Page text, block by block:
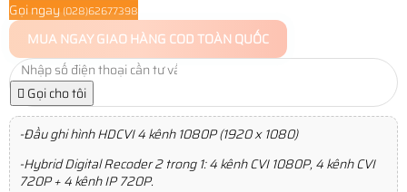
Gọi ngay (028)62677398
MUA NGAYGIAO HÀNG COD TOÀN QUỐC
Gọi cho tôi
-Đầu ghi hình HDCVI 4 kênh 1080P (1920 x 1080)
-Hybrid Digital Recoder 2 trong 1: 4 kênh CVI 1080P, 4 kênh CVI
720P + 4 kênh IP 720P.